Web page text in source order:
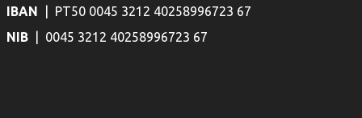
IBAN | PT50 0045 3212 40258996723 67
NIB
| 0045 3212 40258996723 67